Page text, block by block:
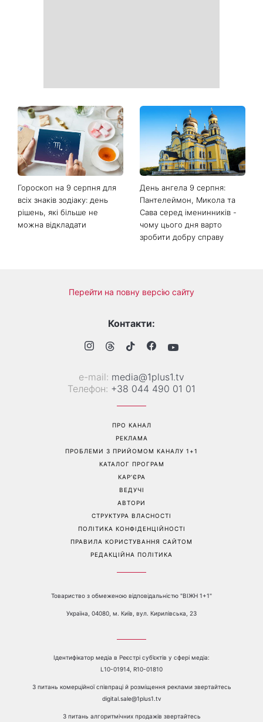
Гороскоп на 9 серпня для
всіх знаків зодіаку: день
рішень, які більше не
можна відкладати
День ангела 9 серпня:
Пантелеймон, Микола та
Сава серед іменинників -
чому цього дня варто
зробити добру справу
Перейти на повну версію сайту
Контакти:
е-mail: media@1plus1.tv
Телефон: +38 044 490 01 01
ПРО КАНАЛ
РЕКЛАМА
ПРОБЛЕМИ З ПРИЙОМОМ КАНАЛУ 1+1
КАТАЛОГ ПРОГРАМ
КАР’ЄРА
ВЕДУЧІ
АВТОРИ
СТРУКТУРА ВЛАСНОСТІ
ПОЛІТИКА КОНФІДЕНЦІЙНОСТІ
ПРАВИЛА КОРИСТУВАННЯ САЙТОМ
РЕДАКЦІЙНА ПОЛІТИКА
Товариство з обмеженою відповідальністю "ВІЖН 1+1"
Україна, 04080, м. Київ, вул. Кирилівська, 23
Ідентифікатор медіа в Реєстрі суб’єктів у сфері медіа:
L10-01914, R10-01810
З питань комерційної співпраці й розміщення реклами звертайтесь
digital.sale@1plus1.tv
З питань алгоритмічних продажів звертайтесь